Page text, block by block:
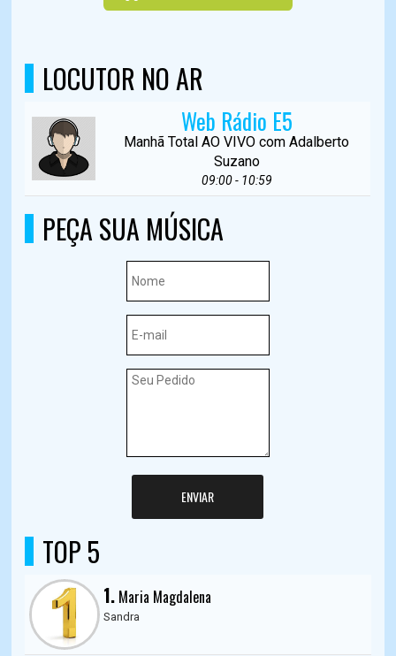
LOCUTOR NO AR
Web Rádio E5
Manhã Total AO VIVO com Adalberto
Suzano
09:00 - 10:59
PEÇA SUA MÚSICA
ENVIAR
TOP 5
1. Maria Magdalena
Sandra